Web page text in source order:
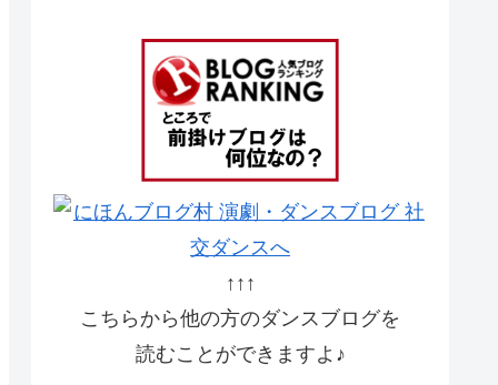
↑↑↑
こちらから他の方のダンスブログを
読むことができますよ♪